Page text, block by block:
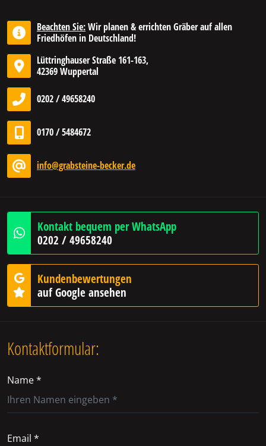
Beachten Sie:Wir planen & errichten Gräber auf allen
Friedhöfen in Deutschland!
Lüttringhauser Straße 161-163,
42369 Wuppertal
0202 / 49658240
0170 / 5484672
info@grabsteine-becker.de
Kontakt bequem per WhatsApp
0202 / 49658240
Kundenbewertungen
auf Google ansehen
Kontaktformular:
Name *
Email *